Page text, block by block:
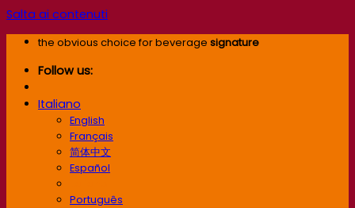
Salta ai contenuti
the obvious choice for beverage signature
Follow us:
Italiano
English
Français
简体中文
Español
Português